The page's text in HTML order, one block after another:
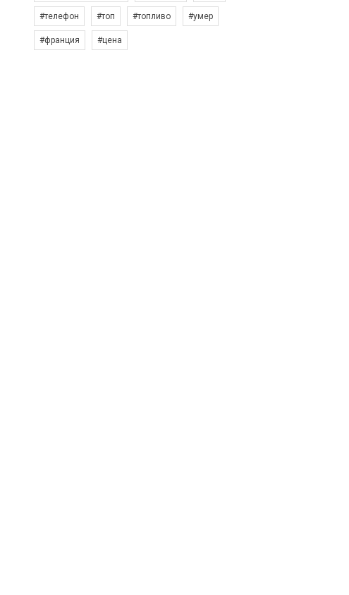
#телефон #топ #топливо #умер
#франция #цена